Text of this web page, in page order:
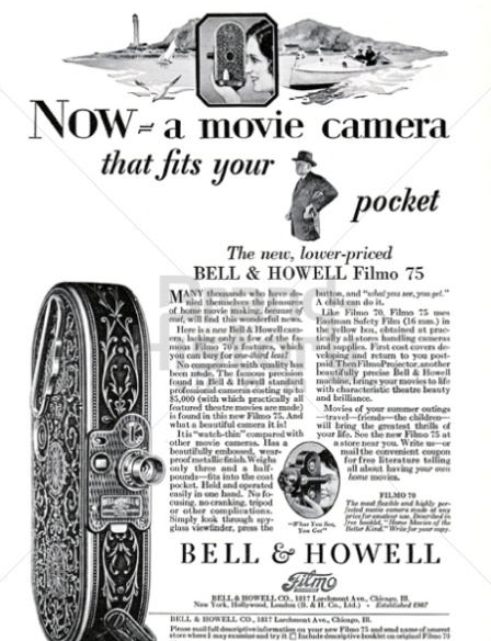
BELL & HOWELL BÖWE BELL & HOWELL 1928